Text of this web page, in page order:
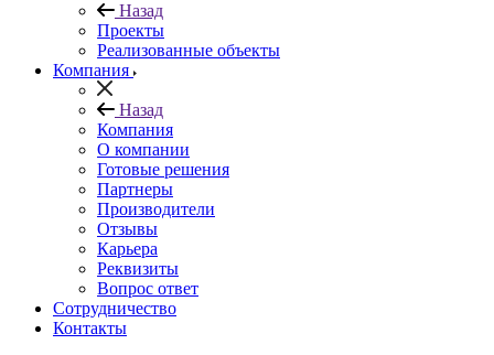
Назад
Проекты
Реализованные объекты
Компания
Назад
Компания
О компании
Готовые решения
Партнеры
Производители
Отзывы
Карьера
Реквизиты
Вопрос ответ
Сотрудничество
Контакты